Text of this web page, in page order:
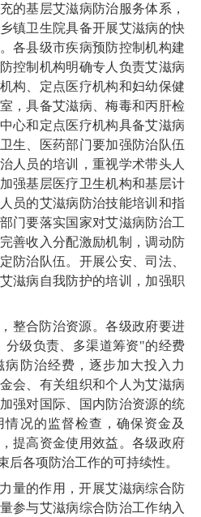
的基层艾滋病防治服务体系，
镇卫生院具备开展艾滋病的快
各县级市疾病预防控制机构建
控制机构明确专人负责艾滋病
构、定点医疗机构和妇幼保健
，具备艾滋病、梅毒和丙肝检
心和定点医疗机构具备艾滋病
生、医药部门要加强防治队伍
人员的培训，重视学术带头人
强基层医疗卫生机构和基层计
员的艾滋病防治技能培训和指
门要落实国家对艾滋病防治工
善收入分配激励机制，调动防
防治队伍。开展公安、司法、
滋病自我防护的培训，加强职
整合防治资源。各级政府要进
分级负责、多渠道筹资"的经费
防治经费，逐步加大投入力
会、有关组织和个人为艾滋病
强对国际、国内防治资源的统
况的监督检查，确保资金及
提高资金使用效益。各级政府
后各项防治工作的可持续性。
量的作用，开展艾滋病综合防
参与艾滋病综合防治工作纳入